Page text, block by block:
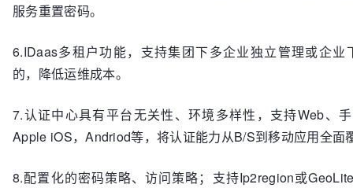
服务重置密码。
6.IDaas多租户功能，支持集团下多企业独立管理或企业
的，降低运维成本。
7.认证中心具有平台无关性、环境多样性，支持Web、
Apple iOS，Andriod等，将认证能力从B/S到移动应用全面
8.配置化的密码策略、访问策略；支持Ip2region或